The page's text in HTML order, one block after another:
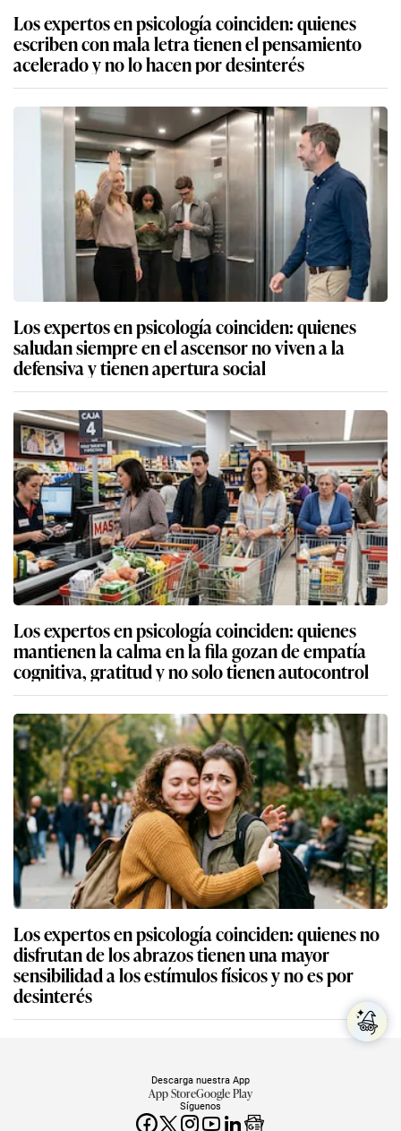
Los expertos en psicología coinciden: quienes
escriben con mala letra tienen el pensamiento
acelerado y no lo hacen por desinterés
Los expertos en psicología coinciden: quienes
saludan siempre en el ascensor no viven a la
defensiva y tienen apertura social
Los expertos en psicología coinciden: quienes
mantienen la calma en la fila gozan de empatía
cognitiva, gratitud y no solo tienen autocontrol
Los expertos en psicología coinciden: quienes no
disfrutan de los abrazos tienen una mayor
sensibilidad a los estímulos físicos y no es por
desinterés
Síguenos
Descarga nuestra App
App StoreGoogle Play